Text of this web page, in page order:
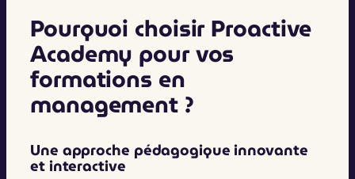
Pourquoi choisir Proactive
Academy pour vos
formations en
management ?
Une approche pédagogique innovante
et interactive